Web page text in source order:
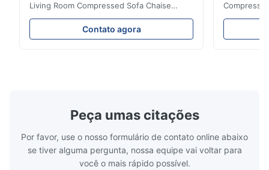
Living Room Compressed Sofa Chaise
Lounge Product Overview High resilience
soft sectional sofa designed for small
spaces, featuring a contemporary light gray
Contato agora
Room
Peça umas citações
Por favor, use o nosso formulário de contato online abaixo
se tiver alguma pergunta, nossa equipe vai voltar para
você o mais rápido possível.